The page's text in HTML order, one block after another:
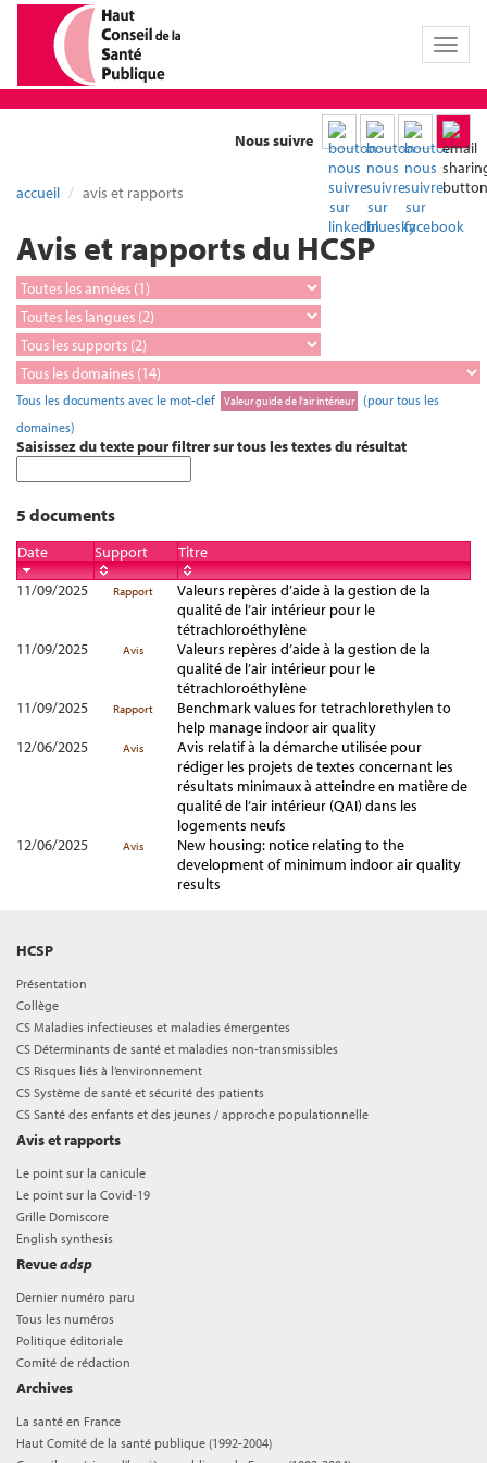
Toggle
Nous suivre
accueil avis et rapports
Avis et rapports du HCSP
Tous les documents avec le mot-clef Valeur guide de l'air intérieur (pour tous les
domaines)
Saisissez du texte pour filtrer sur tous les textes du résultat
5 documents
Date Support
Titre
11/09/2025
Rapport
Valeurs repères d’aide à la gestion de la
qualité de l’air intérieur pour le
tétrachloroéthylène
11/09/2025
Avis
Valeurs repères d’aide à la gestion de la
qualité de l’air intérieur pour le
tétrachloroéthylène
11/09/2025
Rapport
Benchmark values for tetrachlorethylen to
help manage indoor air quality
12/06/2025
Avis
Avis relatif à la démarche utilisée pour
rédiger les projets de textes concernant les
résultats minimaux à atteindre en matière de
qualité de l’air intérieur (QAI) dans les
logements neufs
12/06/2025
Avis
New housing: notice relating to the
development of minimum indoor air quality
results
HCSP
Présentation
Collège
CS Maladies infectieuses et maladies émergentes
CS Déterminants de santé et maladies non-transmissibles
CS Risques liés à l’environnement
CS Système de santé et sécurité des patients
CS Santé des enfants et des jeunes / approche populationnelle
Avis et rapports
Le point sur la canicule
Le point sur la Covid-19
Grille Domiscore
English synthesis
Revueadsp
Dernier numéro paru
Tous les numéros
Politique éditoriale
Comité de rédaction
Archives
La santé en France
Haut Comité de la santé publique (1992-2004)